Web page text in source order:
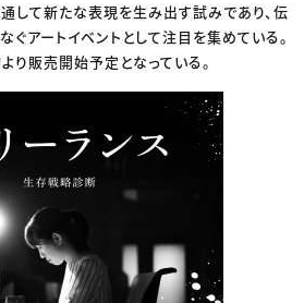
して新たな表現を生み出す試みであり、伝
ぐアートイベントとして注目を集めている。
り販売開始予定となっている。